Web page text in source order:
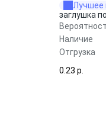
Лучшее
заглушка
Наличие
Отгрузка
0.23 p.